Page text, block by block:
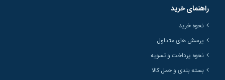
راهنمای خرید
نحوه خرید
پرسش های متداول
نحوه پرداخت و تسویه
بسته بندی و حمل کالا